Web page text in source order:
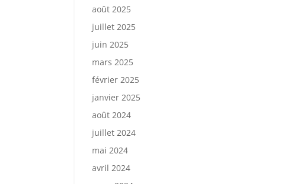
août 2025
juillet 2025
juin 2025
mars 2025
février 2025
janvier 2025
août 2024
juillet 2024
mai 2024
avril 2024